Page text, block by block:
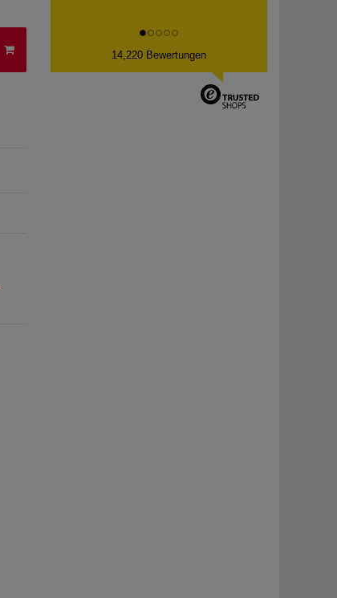
14,220 Bewertungen